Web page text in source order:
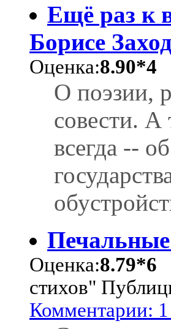
Ещё раз к
Борисе
Оценка:8.90*4
О поэзии,
совести. А
всегда --
Оценка:8.79*6
стихов"
Комментарии: